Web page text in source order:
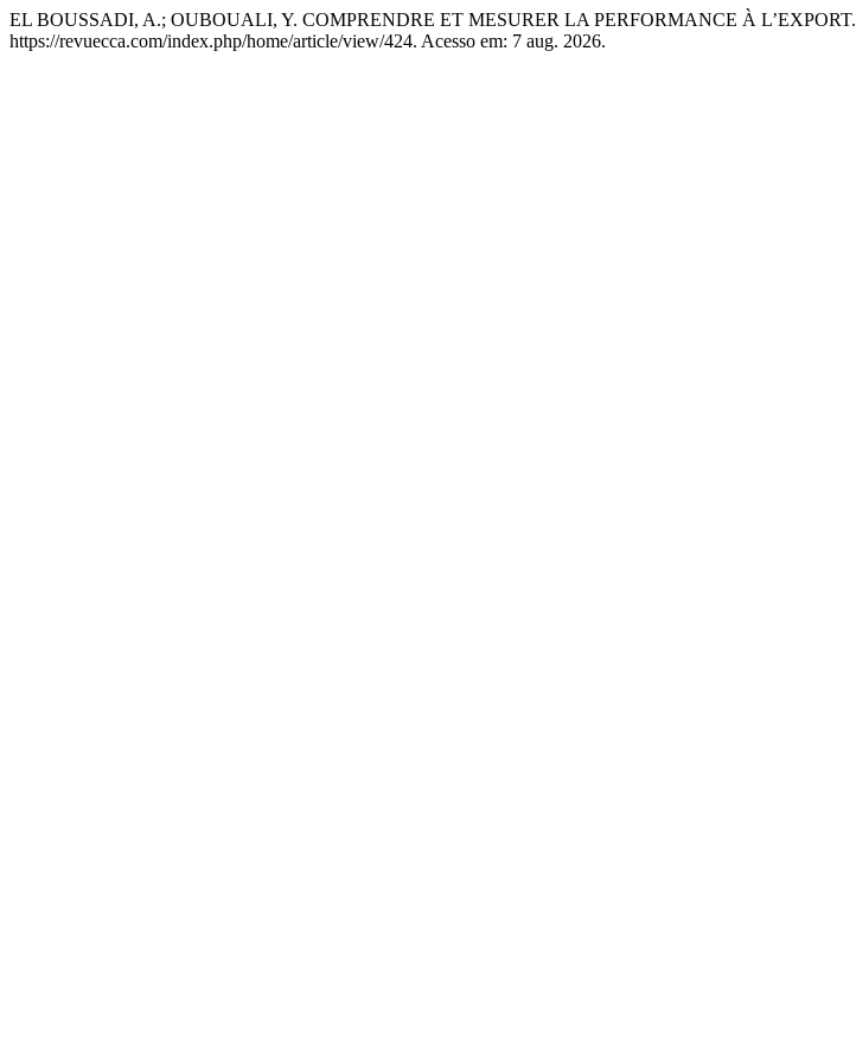
EL BOUSSADI, A.; OUBOUALI, Y. COMPRENDRE ET MESURER LA PERFORMANCE À L’EXPORT.
https://revuecca.com/index.php/home/article/view/424. Acesso em: 7 aug. 2026.